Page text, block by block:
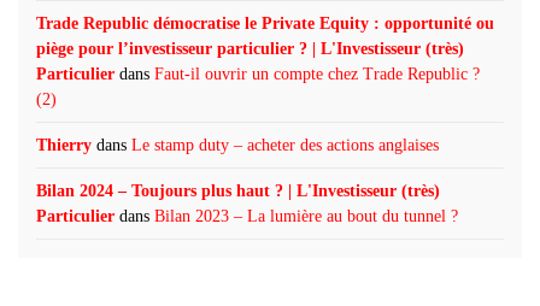
Trade Republic démocratise le Private Equity : opportunité ou
piège pour l’investisseur particulier ? | L'Investisseur (très)
Particulier dans Faut-il ouvrir un compte chez Trade Republic ?
(2)
Thierry dans Le stamp duty – acheter des actions anglaises
Bilan 2024 – Toujours plus haut ? | L'Investisseur (très)
Particulier dans Bilan 2023 – La lumière au bout du tunnel ?